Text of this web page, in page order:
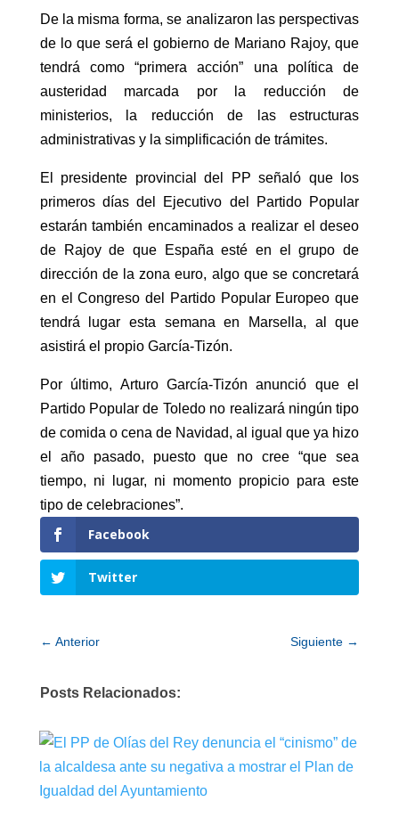
De la misma forma, se analizaron las perspectivas
de lo que será el gobierno de Mariano Rajoy, que
tendrá como “primera acción” una política de
austeridad marcada por la reducción de
ministerios, la reducción de las estructuras
administrativas y la simplificación de trámites.
El presidente provincial del PP señaló que los
primeros días del Ejecutivo del Partido Popular
estarán también encaminados a realizar el deseo
de Rajoy de que España esté en el grupo de
dirección de la zona euro, algo que se concretará
en el Congreso del Partido Popular Europeo que
tendrá lugar esta semana en Marsella, al que
asistirá el propio García-Tizón.
Por último, Arturo García-Tizón anunció que el
Partido Popular de Toledo no realizará ningún tipo
de comida o cena de Navidad, al igual que ya hizo
el año pasado, puesto que no cree “que sea
tiempo, ni lugar, ni momento propicio para este
tipo de celebraciones”.
Facebook
Twitter
← Anterior Siguiente →
Posts Relacionados: